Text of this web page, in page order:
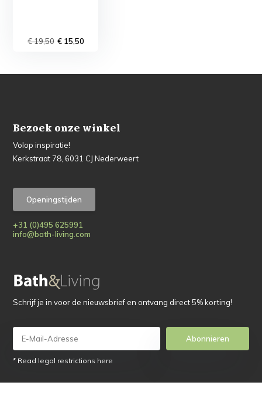
€ 19,50 € 15,50
Bezoek onze winkel
Volop inspiratie!
Kerkstraat 78, 6031 CJ Nederweert
Openingstijden
+31 (0)495 625991
info@bath-living.com
Schrijf je in voor de nieuwsbrief en ontvang direct 5% korting!
Abonnieren
* Read legal restrictions here